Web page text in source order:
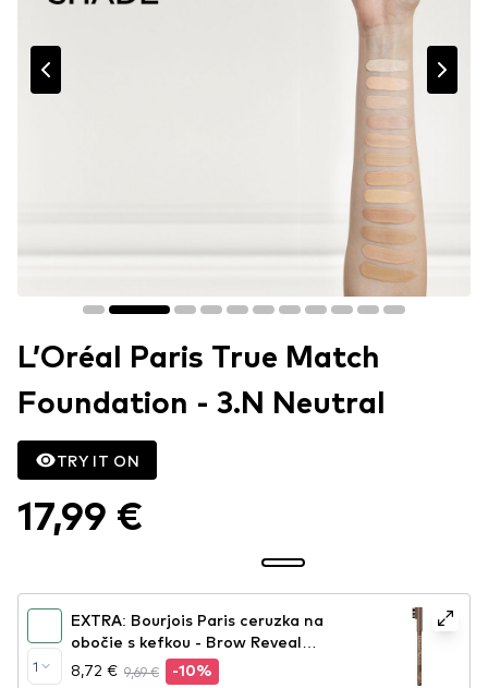
L’Oréal Paris True Match
Foundation - 3.N Neutral
TRY IT ON
17,99 €
1
EXTRA: Bourjois Paris ceruzka na
obočie s kefkou - Brow Reveal
Precision - 003 Medium Brown
8,72 € 9,69 € -10%